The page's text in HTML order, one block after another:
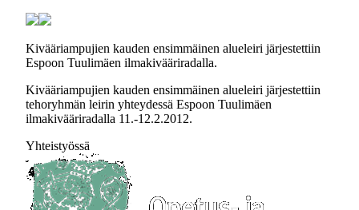
Kivääriampujien kauden ensimmäinen alueleiri järjestettiin
Espoon Tuulimäen ilmakivääriradalla.
Kivääriampujien kauden ensimmäinen alueleiri järjestettiin
tehoryhmän leirin yhteydessä Espoon Tuulimäen
ilmakivääriradalla 11.-12.2.2012.
Yhteistyössä